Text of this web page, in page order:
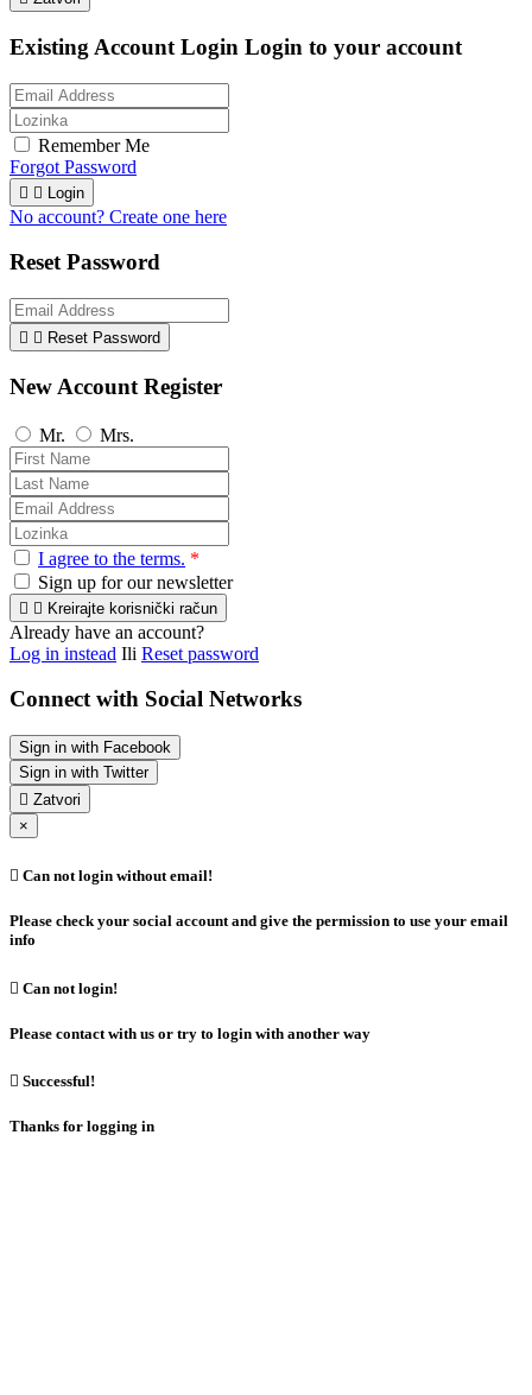
Existing Account Login Login to your account
Remember Me
Forgot Password
  Login
No account? Create one here
Reset Password
  Reset Password
New Account Register
Mr. Mrs.
I agree to the terms. *
Sign up for our newsletter
  Kreirajte korisnički račun
Already have an account?
Log in instead Ili Reset password
Connect with Social Networks
Sign in with Facebook
Sign in with Twitter
 Zatvori
×
 Can not login without email!
Please check your social account and give the permission to use your email
info
 Can not login!
Please contact with us or try to login with another way
 Successful!
Thanks for logging in